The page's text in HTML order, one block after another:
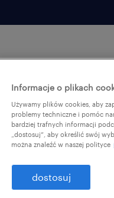
Informacje o plikach
Używamy plików cookies, aby
problemy techniczne i pomóc
bardziej trafnych informacji
„dostosuj”, aby określić swój
można znaleźć w naszej polityce
dostosuj